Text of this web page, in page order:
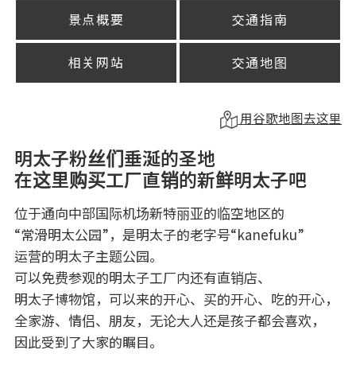
景点概要 交通指南
相关网站 交通地图
用谷歌地图去这里
明太子粉丝们垂涎的圣地
在这里购买工厂直销的新鲜明太子吧
位于通向中部国际机场新特丽亚的临空地区的
“常滑明太公园”，是明太子的老字号“kanefuku”
运营的明太子主题公园。
可以免费参观的明太子工厂内还有直销店、
明太子博物馆，可以来的开心、买的开心、吃的开心，
全家游、情侣、朋友，无论大人还是孩子都会喜欢，
因此受到了大家的瞩目。